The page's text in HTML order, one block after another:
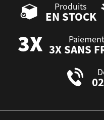
Produits
EN STOCK
Paiement
3X SANS